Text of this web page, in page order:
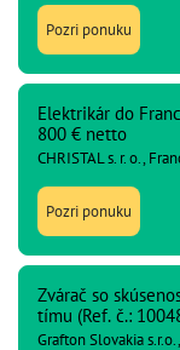
Pozri ponuku
Elektrikár do
800 € netto
CHRISTAL s. r. o.,
Pozri ponuku
Zvárač so
tímu (Ref. č.:
Grafton Slovakia